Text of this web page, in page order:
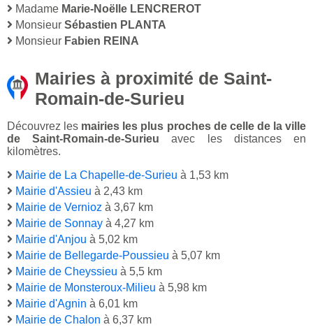
Madame Marie-Noëlle LENCREROT
Monsieur Sébastien PLANTA
Monsieur Fabien REINA
Mairies à proximité de Saint-
Romain-de-Surieu
Découvrez les mairies les plus proches de celle de la ville
de Saint-Romain-de-Surieu avec les distances en
kilomètres.
Mairie de La Chapelle-de-Surieu à 1,53 km
Mairie d'Assieu à 2,43 km
Mairie de Vernioz à 3,67 km
Mairie de Sonnay à 4,27 km
Mairie d'Anjou à 5,02 km
Mairie de Bellegarde-Poussieu à 5,07 km
Mairie de Cheyssieu à 5,5 km
Mairie de Monsteroux-Milieu à 5,98 km
Mairie d'Agnin à 6,01 km
Mairie de Chalon à 6,37 km